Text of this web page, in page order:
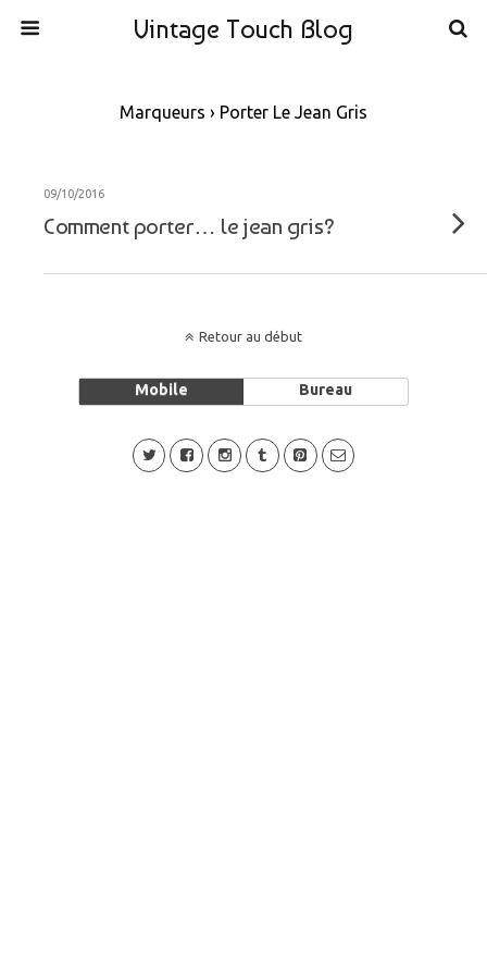
Vintage Touch Blog
Marqueurs › Porter Le Jean Gris
09/10/2016
Comment porter… le jean gris?
Retour au début
Mobile Bureau